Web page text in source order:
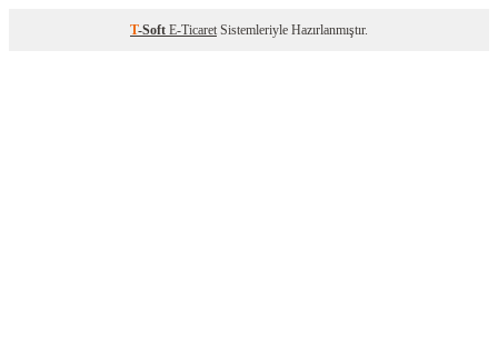
T-Soft E-Ticaret Sistemleriyle Hazırlanmıştır.